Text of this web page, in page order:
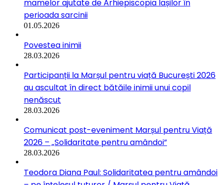
mamelor ajutate de Arhiepiscopia Iașilor în
perioada sarcinii
01.05.2026
Povestea inimii
28.03.2026
Participanții la Marșul pentru viață București 2026
au ascultat în direct bătăile inimii unui copil
nenăscut
28.03.2026
Comunicat post-eveniment Marșul pentru Viață
2026 – „Solidaritate pentru amândoi”
28.03.2026
Teodora Diana Paul: Solidaritatea pentru amândoi